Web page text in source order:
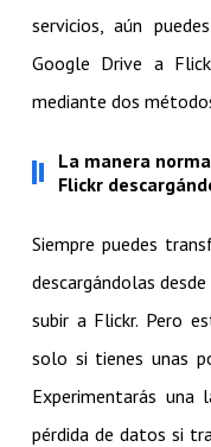
servicios, aún
Google Drive a
mediante dos
La manera
Flickr
Siempre puedes
descargándolas
subir a Flickr. Pero
solo si tienes unas
Experimentarás
pérdida de datos si